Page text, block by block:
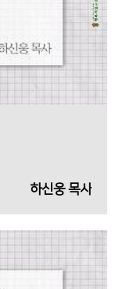
하신웅 목사